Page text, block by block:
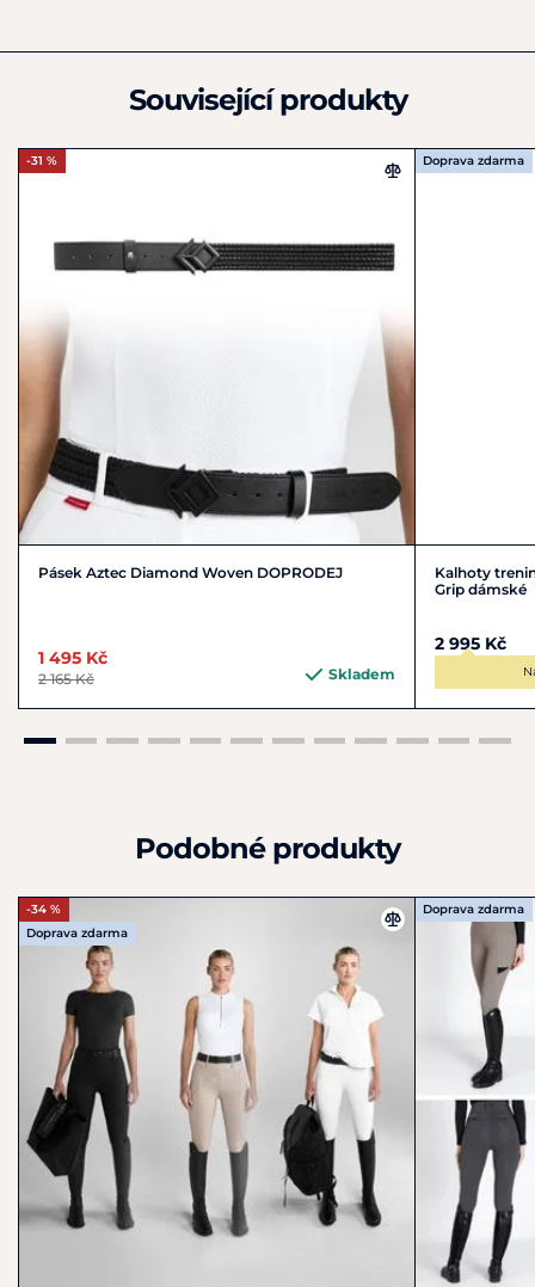
Související produkty
-31 %
Pásek Aztec Diamond Woven DOPRODEJ
1 495 Kč
2 165 Kč Skladem
Doprava zdarma
Kalhoty
Grip dámské
2 995 Kč
Podobné produkty
-34 %
Doprava zdarma
Doprava zdarma